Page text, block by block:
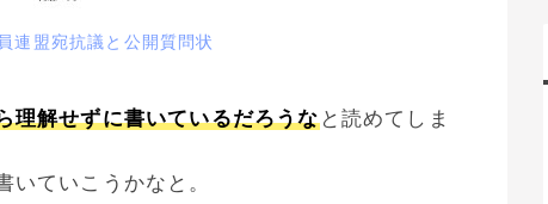
連盟宛抗議と公開質問状
理解せずに書いているだろうなと読めてしま
ていこうかなと。